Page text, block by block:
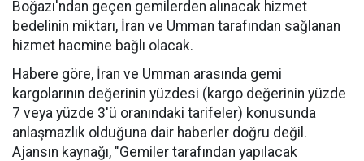
Boğazı'ndan geçen gemilerden alınacak hizmet
bedelinin miktarı, İran ve Umman tarafından sağlanan
hizmet hacmine bağlı olacak.
Habere göre, İran ve Umman arasında gemi
kargolarının değerinin yüzdesi (kargo değerinin yüzde
7 veya yüzde 3'ü oranındaki tarifeler) konusunda
anlaşmazlık olduğuna dair haberler doğru değil.
Ajansın kaynağı, "Gemiler tarafından yapılacak